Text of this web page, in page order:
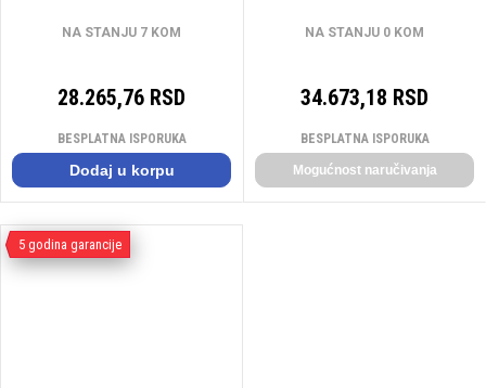
NA STANJU 7 KOM
28.265,76 RSD
BESPLATNA ISPORUKA
Dodaj u korpu
NA STANJU 0 KOM
34.673,18 RSD
BESPLATNA ISPORUKA
Mogućnost naručivanja
5 godina garancije